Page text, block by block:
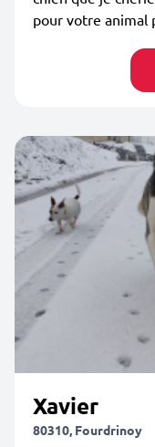
pour votre animal
Xavier
80310, Fourdrinoy